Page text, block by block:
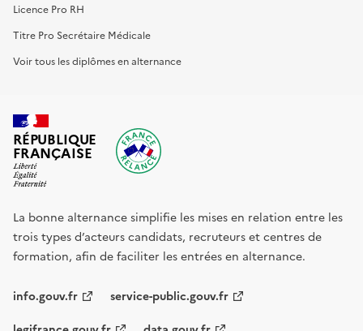
Licence Pro RH
Titre Pro Secrétaire Médicale
Voir tous les diplômes en alternance
RÉPUBLIQUE
FRANÇAISE
La bonne alternance simplifie les mises en relation entre les
trois types d’acteurs candidats, recruteurs et centres de
formation, afin de faciliter les entrées en alternance.
info.gouv.fr service-public.gouv.fr